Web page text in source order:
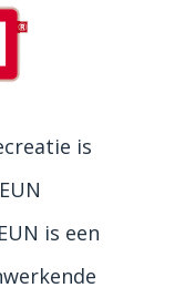
is
is een